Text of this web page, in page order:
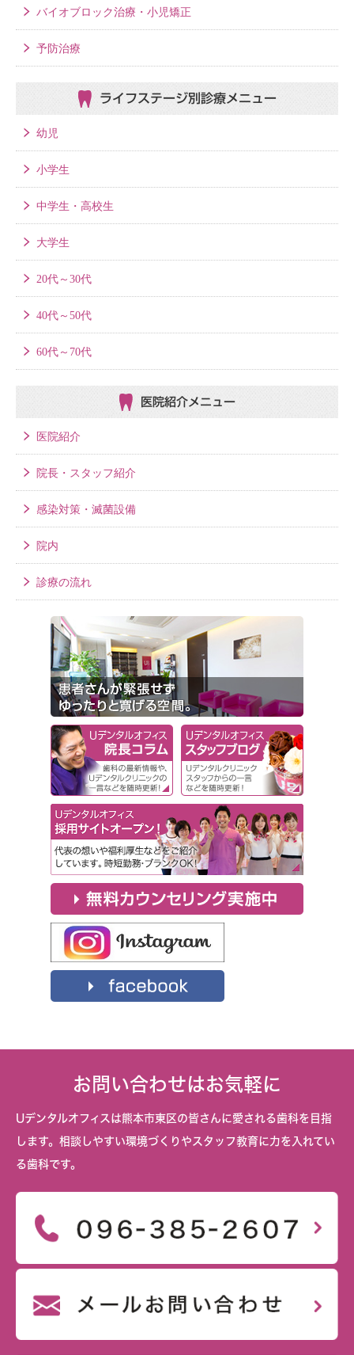
バイオブロック治療・小児矯正
予防治療
ライフステージ別 診療メニュー
幼児
小学生
中学生・高校生
大学生
20代～30代
40代～50代
60代～70代
医院紹介メニュー
医院紹介
院長・スタッフ紹介
感染対策・滅菌設備
院内
診療の流れ
お問い合わせはお気軽に
Uデンタルオフィスは熊本市東区の皆さんに愛される歯科を目指
します。相談しやすい環境づくりやスタッフ教育に力を入れてい
る歯科です。